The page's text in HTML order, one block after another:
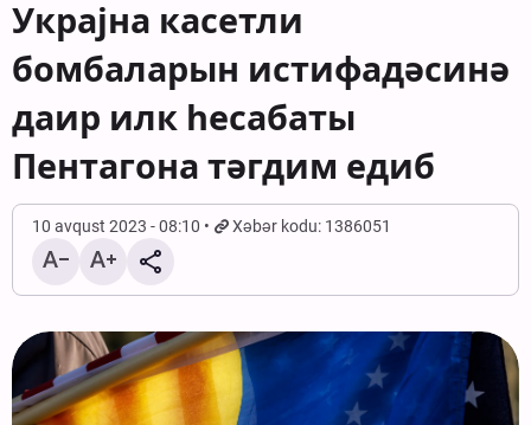
Украјна касетли
бомбаларын истифадәсинә
даир илк һесабаты
Пентагона тәгдим едиб
10 avqust 2023 - 08:10 Xəbər kodu: 1386051